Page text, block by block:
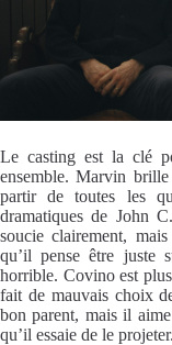
Le casting est la clé
ensemble. Marvin
partir de toutes les
dramatiques de John
soucie clairement,
qu’il pense être juste
horrible. Covino est
fait de mauvais choix
bon parent, mais il
qu’il essaie de le projeter.